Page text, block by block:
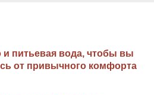
и питьевая вода, чтобы вы
от привычного комфорта